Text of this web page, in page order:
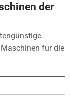
der
für die